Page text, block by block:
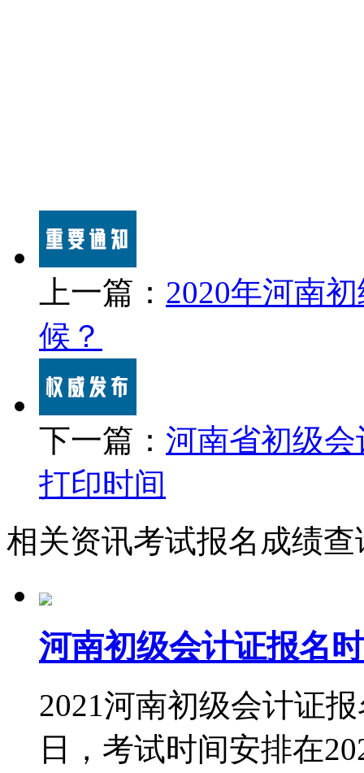
上一篇： 2020年河南
候？
下一篇： 河南省初级
打印时间
相关资讯考试报名 成绩查
河南初级会计证报名
2021河南初级会计证
日，考试时间安排在